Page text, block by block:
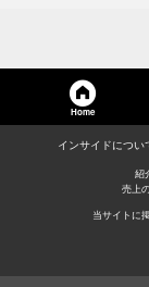
Home
インサイドについ
紹
売上
当サイトに